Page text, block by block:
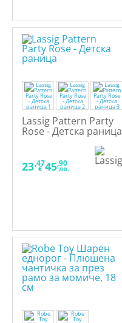
Lassig Pattern Party
Rose - Детска раница
23,47
€ 45,90
лв.